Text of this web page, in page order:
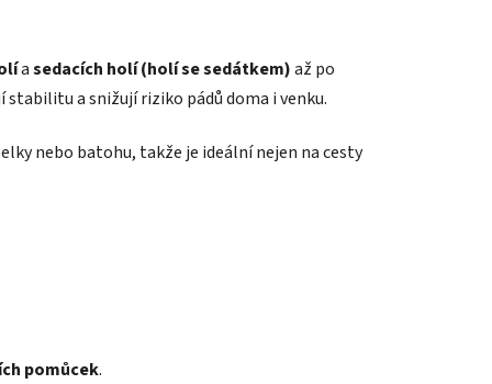
asedacích holí (holí se sedátkem)až po
a snižují riziko pádů doma i venku.
nebo batohu, takže je ideální nejen na cesty
pomůcek.